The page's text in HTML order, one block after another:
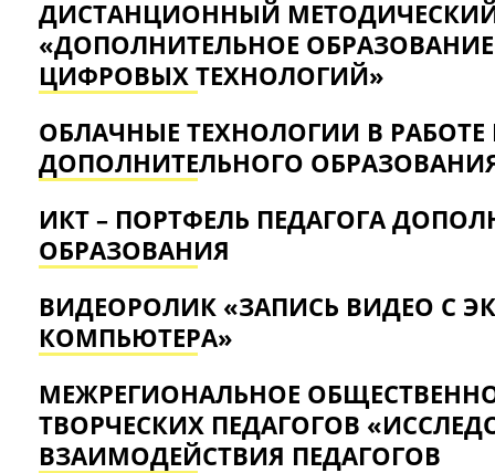
ДИСТАНЦИОННЫЙ
«‎ДОПОЛНИТЕЛЬНОЕ
ЦИФРОВЫХ ТЕХНОЛОГИЙ»
ОБЛАЧНЫЕ ТЕХНОЛОГИИ В РАБОТЕ
ДОПОЛНИТЕЛЬНОГО
ИКТ – ПОРТФЕЛЬ ПЕДАГОГА
ОБРАЗОВАНИЯ
ВИДЕОРОЛИК «ЗАПИСЬ ВИДЕО С
КОМПЬЮТЕРА»
МЕЖРЕГИОНАЛЬНОЕ
ТВОРЧЕСКИХ ПЕДАГОГОВ
ВЗАИМОДЕЙСТВИЯ ПЕДАГОГОВ